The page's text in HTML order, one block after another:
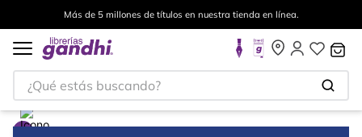
Más de 5 millones de títulos en nuestra tienda en línea.
¿Qué estás buscando?